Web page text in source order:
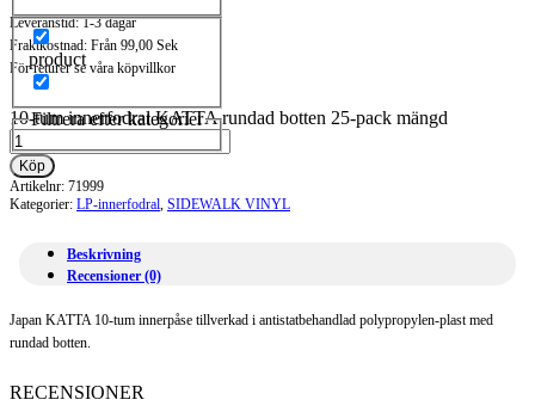
product
Filtrera efter kategorier
Leveranstid: 1-3 dagar
Fraktkostnad: Från 99,00 Sek
För returer se våra köpvillkor
10-tum innerfodral KATTA rundad botten 25-pack mängd
Köp
Artikelnr: 71999
Kategorier: LP-innerfodral SIDEWALK VINYL
Beskrivning
Recensioner (0)
Japan KATTA 10-tum innerpåse tillverkad i antistatbehandlad polypropylen-plast med
rundad botten.
RECENSIONER